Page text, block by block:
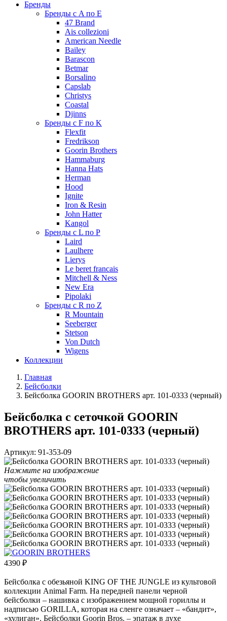
Бренды
Бренды с A по E
47 Brand
Ais collezioni
American Needle
Bailey
Barascon
Betmar
Borsalino
Capslab
Christys
Coastal
Djinns
Бренды с F по K
Flexfit
Fredrikson
Goorin Brothers
Hammaburg
Hanna Hats
Herman
Hood
Ignite
Iron & Resin
John Hatter
Kangol
Бренды с L по P
Laird
Laulhere
Lierys
Le beret francais
Mitchell & Ness
New Era
Pipolaki
Бренды с R по Z
R Mountain
Seeberger
Stetson
Von Dutch
Wigens
Коллекции
Главная
Бейсболки
Бейсболка GOORIN BROTHERS арт. 101-0333 (черный)
Бейсболка с сеточкой GOORIN
BROTHERS арт. 101-0333 (черный)
Артикул: 91-353-09
Нажмите на изображение
чтобы увеличить
4390 ₽
Бейсболка с обезьяной KING OF THE JUNGLE из культовой
коллекции Animal Farm. На передней панели черной
бейсболки – нашивка с изображением мощной гориллы и
надписью GORILLA, которая на сленге означает – «бандит»,
«хулиган». Бейсболки Goorin Bros. – эпатаж в духе